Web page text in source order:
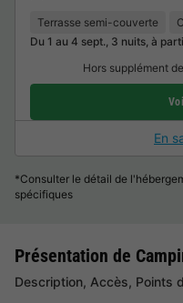
Terrasse semi-couverte
Du 1 au 4 sept., 3 nuits, à
Hors supplément de
En
*Consulter le détail de
spécifiques
Présentation de
Description, Accès, Points